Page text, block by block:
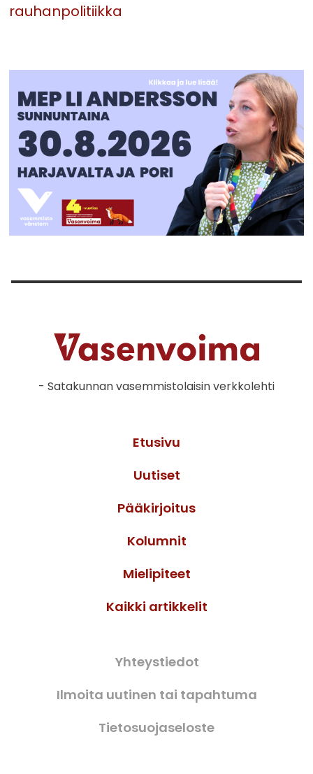
rauhanpolitiikka
- Satakunnan vasemmistolaisin verkkolehti
Etusivu
Uutiset
Pääkirjoitus
Kolumnit
Mielipiteet
Kaikki artikkelit
Yhteystiedot
Ilmoita uutinen tai tapahtuma
Tietosuojaseloste